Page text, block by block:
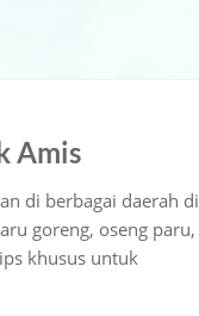
Amis
di berbagai daerah di
goreng, oseng paru,
khusus untuk